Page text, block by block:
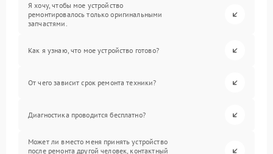
Я хочу, чтобы мое устройство
ремонтировалось только оригинальными
запчастями.
Как я узнаю, что мое устройство готово?
От чего зависит срок ремонта техники?
Диагностика проводится бесплатно?
Может ли вместо меня принять устройство
после ремонта другой человек, контактный